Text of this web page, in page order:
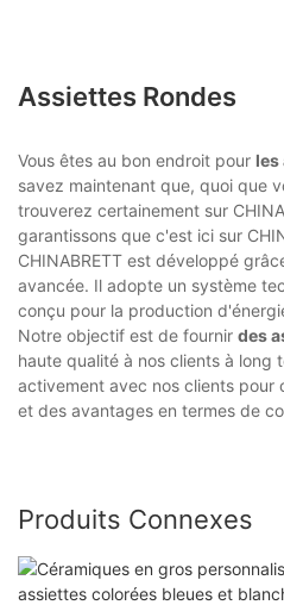
Assiettes Rondes
Vous êtes au bon endroit pour les
savez maintenant que, quoi que
trouverez certainement sur
garantissons que c'est ici sur
CHINABRETT est développé
avancée. Il adopte un système
conçu pour la production
Notre objectif est de fournir des
haute qualité à nos clients à long
activement avec nos clients pour
et des avantages en termes de
Produits Connexes